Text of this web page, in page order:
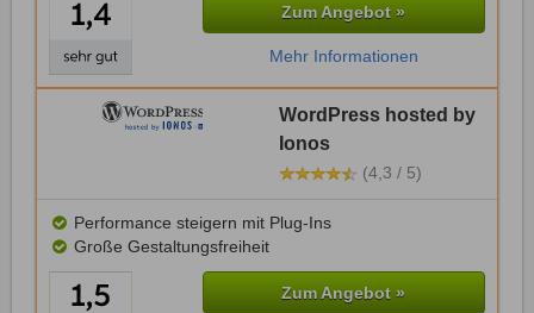
Zum Angebot »
Mehr Informationen
WordPress hosted by
Ionos
(4,3 / 5)
Performance steigern mit Plug-Ins
Große Gestaltungsfreiheit
Zum Angebot »